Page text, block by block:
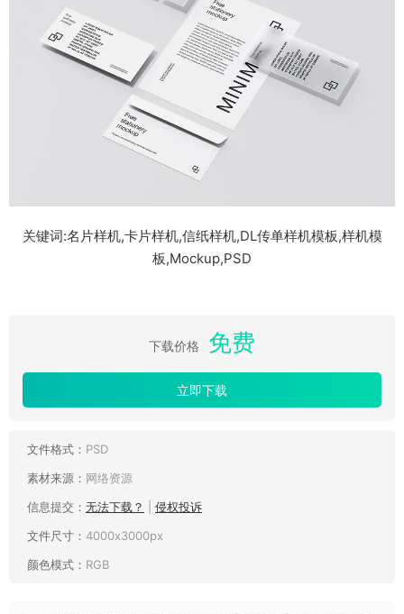
关键词:名片样机,卡片样机,信纸样机,DL传单样机模板,样机模
板,Mockup,PSD
下载价格 免费
立即下载
文件格式： PSD
素材来源： 网络资源
信息提交： 无法下载？
侵权投诉
文件尺寸： 4000x3000px
颜色模式： RGB